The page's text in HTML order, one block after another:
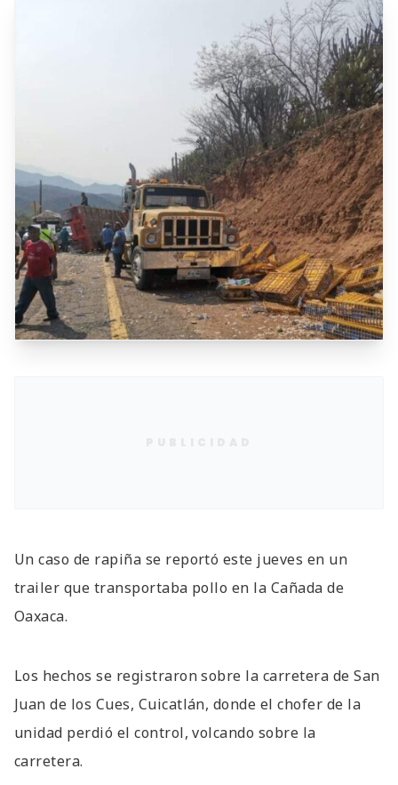
Un caso de rapiña se reportó este jueves en un
trailer que transportaba pollo en la Cañada de
Oaxaca.
Los hechos se registraron sobre la carretera de San
Juan de los Cues, Cuicatlán, donde el chofer de la
unidad perdió el control, volcando sobre la
carretera.